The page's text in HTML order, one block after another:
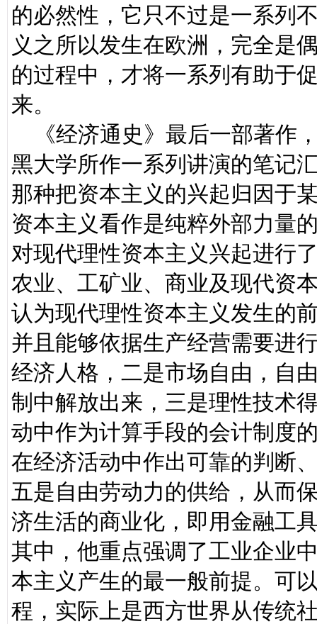
的必然性，它只不过是一系列
义之所以发生在欧洲，完全是
的过程中，才将一系列有助于
来。
《经济通史》最后一部著作
黑大学所作一系列讲演的笔记
那种把资本主义的兴起归因于
资本主义看作是纯粹外部力量
对现代理性资本主义兴起进行
农业、工矿业、商业及现代资
认为现代理性资本主义发生的
并且能够依据生产经营需要进
经济人格，二是市场自由，自
制中解放出来，三是理性技术
动中作为计算手段的会计制度
在经济活动中作出可靠的判断
五是自由劳动力的供给，从而
济生活的商业化，即用金融工
其中，他重点强调了工业企业
本主义产生的最一般前提。可
程，实际上是西方世界从传统